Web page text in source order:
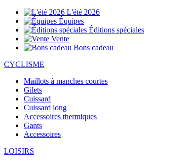
L'été 2026
Équipes
Éditions spéciales
Vente
Bons cadeau
CYCLISME
Maillots à manches courtes
Gilets
Cuissard
Cuissard long
Accessoires thermiques
Gants
Accessoires
LOISIRS